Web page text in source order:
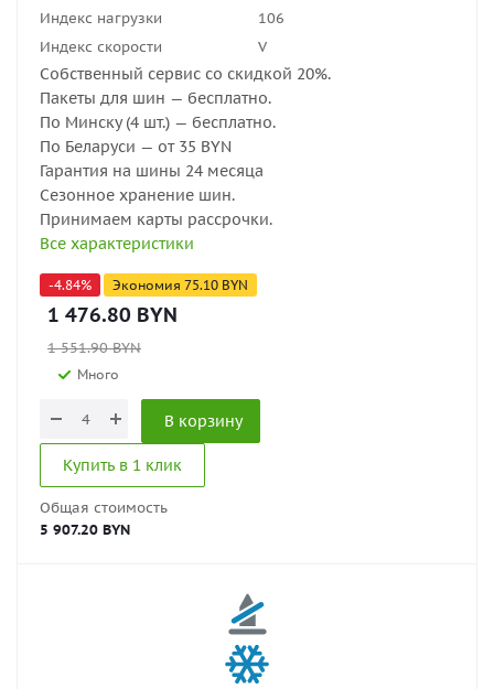
Индекс нагрузки
106
Индекс скорости
V
Собственный сервис со скидкой 20%.
Пакеты для шин — бесплатно.
По Минску (4 шт.) — бесплатно.
По Беларуси — от 35 BYN
Гарантия на шины 24 месяца
Сезонное хранение шин.
Принимаем карты рассрочки.
Все характеристики
-4.84% Экономия 75.10 BYN
1 476.80 BYN
1 551.90BYN
Много
В корзину
Купить в 1 клик
Общая стоимость
5 907.20 BYN